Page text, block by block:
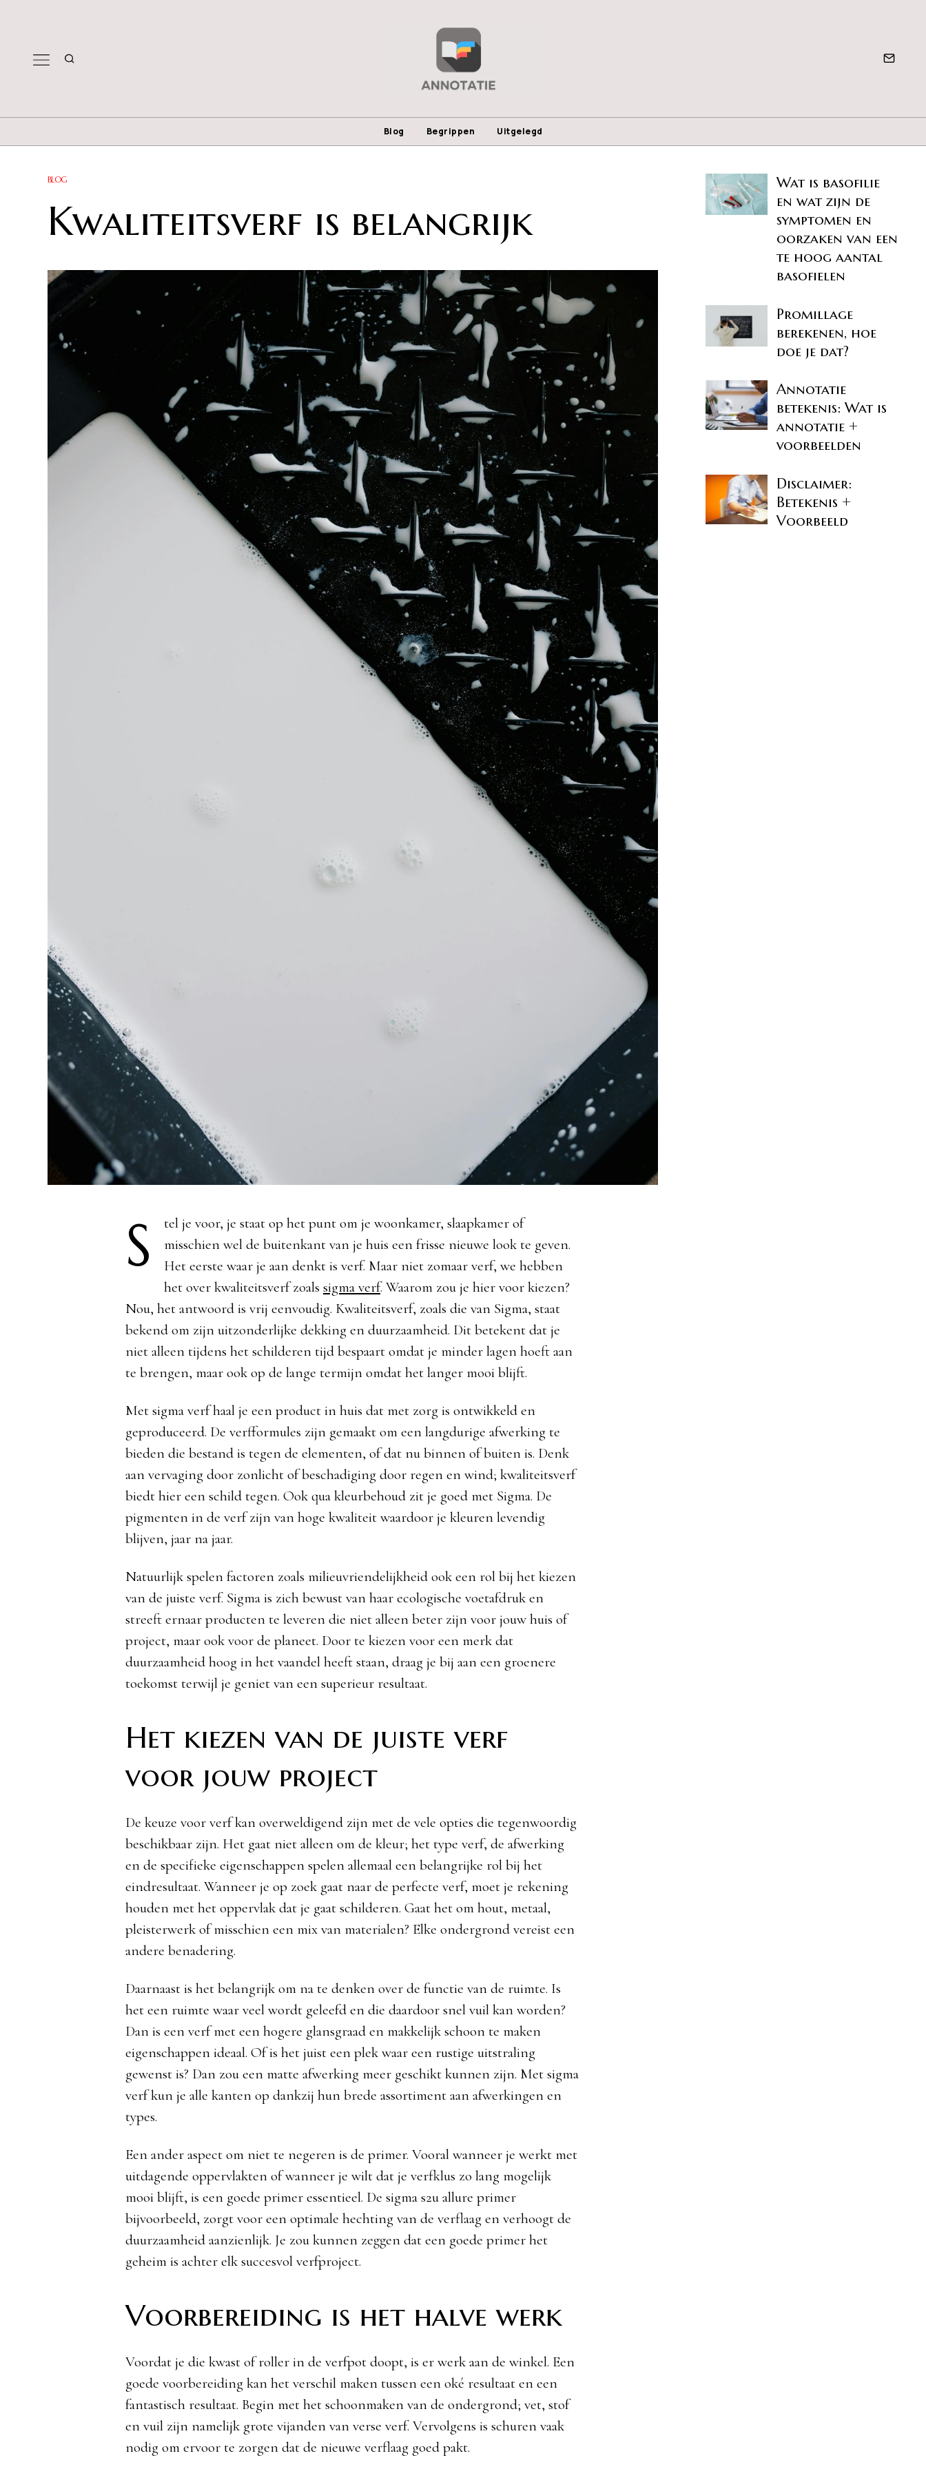
Blog Begrippen Uitgelegd
BLOG
Kwaliteitsverf is belangrijk
S
tel je voor, je staat op het punt om je woonkamer, slaapkamer of
misschien wel de buitenkant van je huis een frisse nieuwe look te geven.
Het eerste waar je aan denkt is verf. Maar niet zomaar verf, we hebben
het over kwaliteitsverf zoals sigma verf. Waarom zou je hier voor kiezen?
Nou, het antwoord is vrij eenvoudig. Kwaliteitsverf, zoals die van Sigma, staat
bekend om zijn uitzonderlijke dekking en duurzaamheid. Dit betekent dat je
niet alleen tijdens het schilderen tijd bespaart omdat je minder lagen hoeft aan
te brengen, maar ook op de lange termijn omdat het langer mooi blijft.
Met sigma verf haal je een product in huis dat met zorg is ontwikkeld en
geproduceerd. De verfformules zijn gemaakt om een langdurige afwerking te
bieden die bestand is tegen de elementen, of dat nu binnen of buiten is. Denk
aan vervaging door zonlicht of beschadiging door regen en wind; kwaliteitsverf
biedt hier een schild tegen. Ook qua kleurbehoud zit je goed met Sigma. De
pigmenten in de verf zijn van hoge kwaliteit waardoor je kleuren levendig
blijven, jaar na jaar.
Natuurlijk spelen factoren zoals milieuvriendelijkheid ook een rol bij het kiezen
van de juiste verf. Sigma is zich bewust van haar ecologische voetafdruk en
streeft ernaar producten te leveren die niet alleen beter zijn voor jouw huis of
project, maar ook voor de planeet. Door te kiezen voor een merk dat
duurzaamheid hoog in het vaandel heeft staan, draag je bij aan een groenere
toekomst terwijl je geniet van een superieur resultaat.
Het kiezen van de juiste verf
voor jouw project
De keuze voor verf kan overweldigend zijn met de vele opties die tegenwoordig
beschikbaar zijn. Het gaat niet alleen om de kleur; het type verf, de afwerking
en de specifieke eigenschappen spelen allemaal een belangrijke rol bij het
eindresultaat. Wanneer je op zoek gaat naar de perfecte verf, moet je rekening
houden met het oppervlak dat je gaat schilderen. Gaat het om hout, metaal,
pleisterwerk of misschien een mix van materialen? Elke ondergrond vereist een
andere benadering.
Daarnaast is het belangrijk om na te denken over de functie van de ruimte. Is
het een ruimte waar veel wordt geleefd en die daardoor snel vuil kan worden?
Dan is een verf met een hogere glansgraad en makkelijk schoon te maken
eigenschappen ideaal. Of is het juist een plek waar een rustige uitstraling
gewenst is? Dan zou een matte afwerking meer geschikt kunnen zijn. Met sigma
verf kun je alle kanten op dankzij hun brede assortiment aan afwerkingen en
types.
Een ander aspect om niet te negeren is de primer. Vooral wanneer je werkt met
uitdagende oppervlakten of wanneer je wilt dat je verfklus zo lang mogelijk
mooi blijft, is een goede primer essentieel. De sigma s2u allure primer
bijvoorbeeld, zorgt voor een optimale hechting van de verflaag en verhoogt de
duurzaamheid aanzienlijk. Je zou kunnen zeggen dat een goede primer het
geheim is achter elk succesvol verfproject.
Voorbereiding is het halve werk
Voordat je die kwast of roller in de verfpot doopt, is er werk aan de winkel. Een
goede voorbereiding kan het verschil maken tussen een oké resultaat en een
fantastisch resultaat. Begin met het schoonmaken van de ondergrond; vet, stof
en vuil zijn namelijk grote vijanden van verse verf. Vervolgens is schuren vaak
nodig om ervoor te zorgen dat de nieuwe verflaag goed pakt.
Wat is basofilie
en wat zijn de
symptomen en
oorzaken van een
te hoog aantal
basofielen
Promillage
berekenen, hoe
doe je dat?
Annotatie
betekenis: Wat is
annotatie +
voorbeelden
Disclaimer:
Betekenis +
Voorbeeld